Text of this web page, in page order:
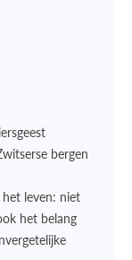
bergen
leven: niet
het belang